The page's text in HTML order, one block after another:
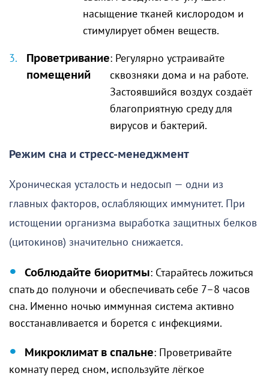
насыщение тканей кислородом и
стимулирует обмен веществ.
Проветривание
помещений
: Регулярно устраивайте
сквозняки дома и на работе.
Застоявшийся воздух создаёт
благоприятную среду для
вирусов и бактерий.
Режим сна и стресс-менеджмент
Хроническая усталость и недосып — одни из
главных факторов, ослабляющих иммунитет. При
истощении организма выработка защитных белков
(цитокинов) значительно снижается.
Соблюдайте биоритмы: Старайтесь ложиться
спать до полуночи и обеспечивать себе 7–8 часов
сна. Именно ночью иммунная система активно
восстанавливается и борется с инфекциями.
Микроклимат в спальне: Проветривайте
комнату перед сном, используйте лёгкое